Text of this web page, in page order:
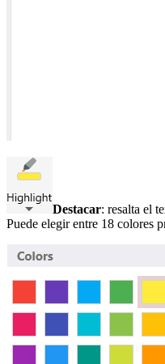
Destacar: resalta el
Puede elegir entre 18 colores